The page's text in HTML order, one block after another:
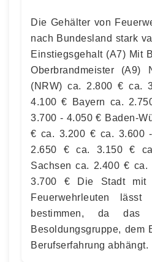
Die Gehälter von
nach Bundesland stark
Einstiegsgehalt (A7) Mit
Oberbrandmeister (A9)
(NRW) ca. 2.800 € ca.
4.100 € Bayern ca.
3.700 - 4.050 € Baden-
€ ca. 3.200 € ca. 3.600
2.650 € ca. 3.150 €
Sachsen ca. 2.400 €
3.700 € Die Stadt mit
Feuerwehrleuten
bestimmen, da
Besoldungsgruppe, dem
Berufserfahrung abhängt.